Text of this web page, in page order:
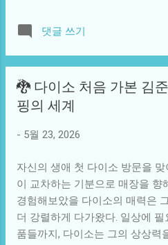
을 도입하고 있다. 손오공이 지
치 손오공이 천계를 넘나드는 여
다. 이처럼 우리는 사람들의 상상
석하느냐에 따라 대기업과 스타
해석에서 중요한 점은 문화적 상
소포타미아의 신화, 고대 이집트
합니다. 이들 모두가 같은 생명
역할은 각 문화에 따라 달라졌습
그려지곤 합니다. 그러나 동양의
존경받는 존재로, 강한 힘과 지혜
과 동시에 경외의 대상임을 나타
력, 용기, 그리고 고난을 극복하
국민이나 민족의 정체성을 대변
국가의 상징으로 여겨져, 중국인
하는 중요 요소로 작용하고 있습
중세 기사도에서 용감한 영웅이
댓글 쓰기
🐉 다이소 처음 가본 김
핑의 세계
- 5월 23, 2026
자신의 생애 첫 다이소 방문을
이 교차하는 기분으로 매장을 향
경험해보았을 다이소의 매력은
더 강렬하게 다가왔다. 일상에
품들까지, 다이소는 그의 상상력